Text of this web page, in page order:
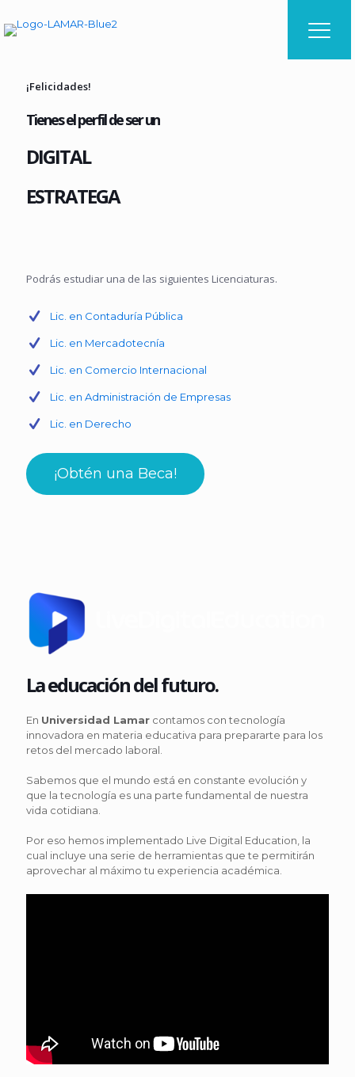
¡Felicidades!
Tienes el perfil de ser un
DIGITAL
ESTRATEGA
Podrás estudiar una de las siguientes Licenciaturas.
Lic. en Contaduría Pública
Lic. en Mercadotecnía
Lic. en Comercio Internacional
Lic. en Administración de Empresas
Lic. en Derecho
¡Obtén una Beca!
La educación del futuro.
En Universidad Lamar contamos con tecnología
innovadora en materia educativa para prepararte para los
retos del mercado laboral.
Sabemos que el mundo está en constante evolución y
que la tecnología es una parte fundamental de nuestra
vida cotidiana.
Por eso hemos implementado Live Digital Education, la
cual incluye una serie de herramientas que te permitirán
aprovechar al máximo tu experiencia académica.